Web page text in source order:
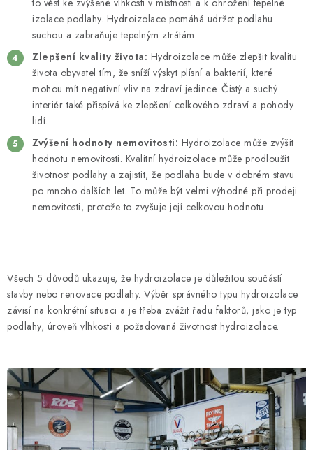
izolace podlahy. Hydroizolace pomáhá udržet podlahu
suchou a zabraňuje tepelným ztrátám.
Zlepšení kvality života: Hydroizolace může zlepšit kvalitu
života obyvatel tím, že sníží výskyt plísní a bakterií, které
mohou mít negativní vliv na zdraví jedince. Čistý a suchý
interiér také přispívá ke zlepšení celkového zdraví a pohody
lidí.
Zvýšení hodnoty nemovitosti: Hydroizolace může zvýšit
hodnotu nemovitosti. Kvalitní hydroizolace může prodloužit
životnost podlahy a zajistit, že podlaha bude v dobrém stavu
po mnoho dalších let. To může být velmi výhodné při prodeji
nemovitosti, protože to zvyšuje její celkovou hodnotu.
Všech 5 důvodů ukazuje, že hydroizolace je důležitou součástí
stavby nebo renovace podlahy. Výběr správného typu hydroizolace
závisí na konkrétní situaci a je třeba zvážit řadu faktorů, jako je typ
podlahy, úroveň vlhkosti a požadovaná životnost hydroizolace.